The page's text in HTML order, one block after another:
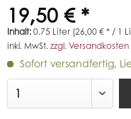
19,50 € *
Inhalt:0.75 Liter (26,00 € * / 1
inkl. MwSt. zzgl. Versandkosten
Sofort versandfertig,